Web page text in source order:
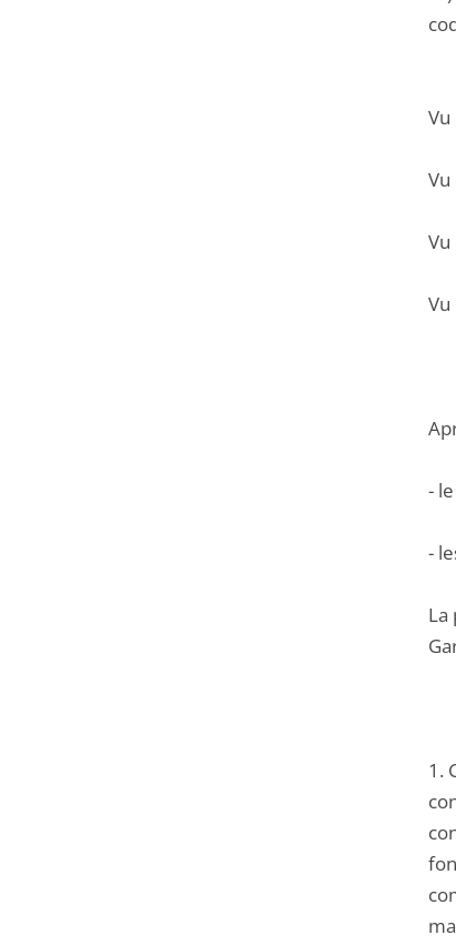
Vu
Vu
-
-
La
1.